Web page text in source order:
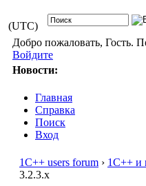
(UTC)
Добро пожаловать, Гость.
Войдите
Новости:
Главная
Справка
Поиск
Вход
1С++ users forum › 1С++ и
3.2.3.x